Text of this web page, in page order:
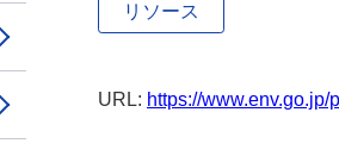
リソース
URL: https://